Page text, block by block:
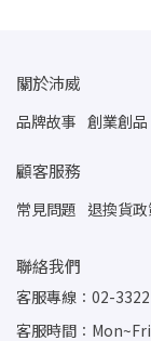
關於沛威
品牌故事 創業創品
顧客服務
常見問題 退換貨政
聯絡我們
客服專線：02-
客服時間：